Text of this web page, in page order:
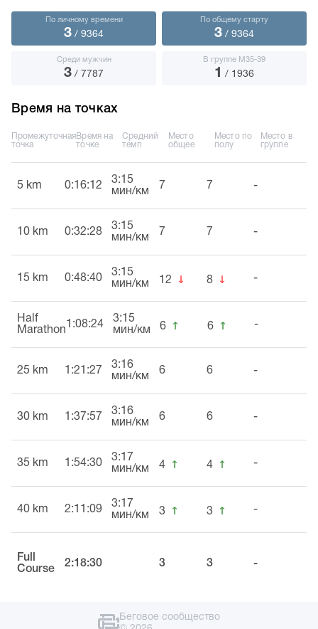
По личному времени
3 / 9364
По общему старту
3 / 9364
Среди мужчин
3 / 7787
В группе М35-39
1 / 1936
Время на точках
Промежуточная
точка
Время на
точке
Средний
темп
Место
общее
Место по
полу
Место в
группе
5 km 0:16:12
3:15
мин/км
7 7 -
10 km 0:32:28
3:15
мин/км
7 7 -
15 km 0:48:40
3:15
мин/км
12 ↓ 8 ↓ -
Half
Marathon
1:08:24
3:15
мин/км
6 ↑ 6 ↑ -
25 km 1:21:27
3:16
мин/км
6 6 -
30 km 1:37:57
3:16
мин/км
6 6 -
35 km 1:54:30
3:17
мин/км
4 ↑ 4 ↑ -
40 km 2:11:09
3:17
мин/км
3 ↑ 3 ↑ -
Full
Course
2:18:30 3 3 -
Беговое сообщество